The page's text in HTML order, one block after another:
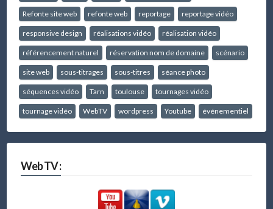
Refonte site web refonte web reportage reportage vidéo
responsive design réalisations vidéo réalisation vidéo
référencement naturel réservation nom de domaine scénario
site web sous-titrages sous-titres séance photo
séquences vidéo Tarn toulouse tournages vidéo
tournage vidéo WebTV wordpress Youtube événementiel
Web TV :